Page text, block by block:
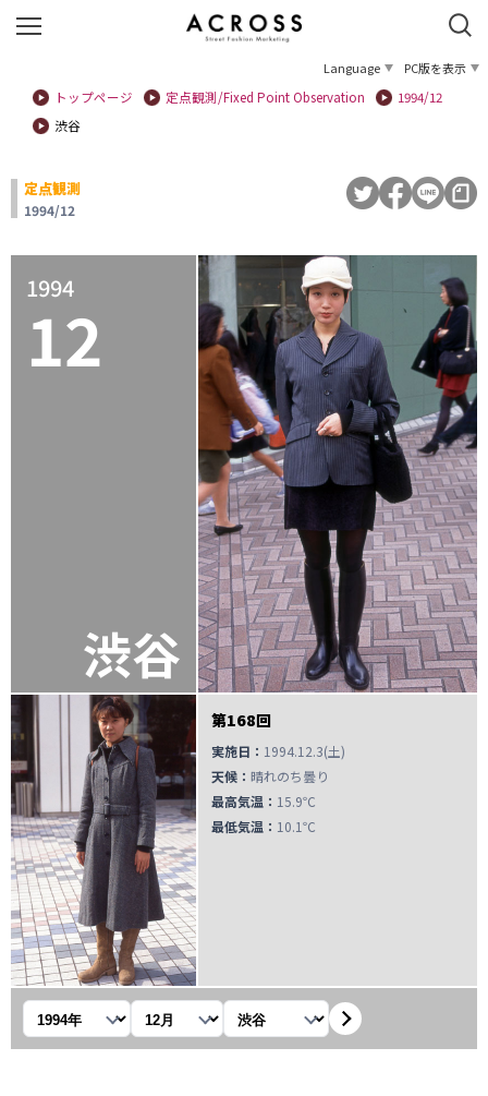
Language
PC版を表示
トップページ
定点観測/Fixed Point Observation
1994/12
渋谷
定点観測
1994/12
1994
12
渋谷
第168回
実施日： 1994.12.3(土)
天候： 晴れのち曇り
最高気温： 15.9℃
最低気温： 10.1℃
年を選択 月を選択 観測地を選択